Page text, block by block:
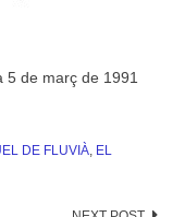
5 de març de 1991
DE FLUVIÀ, EL